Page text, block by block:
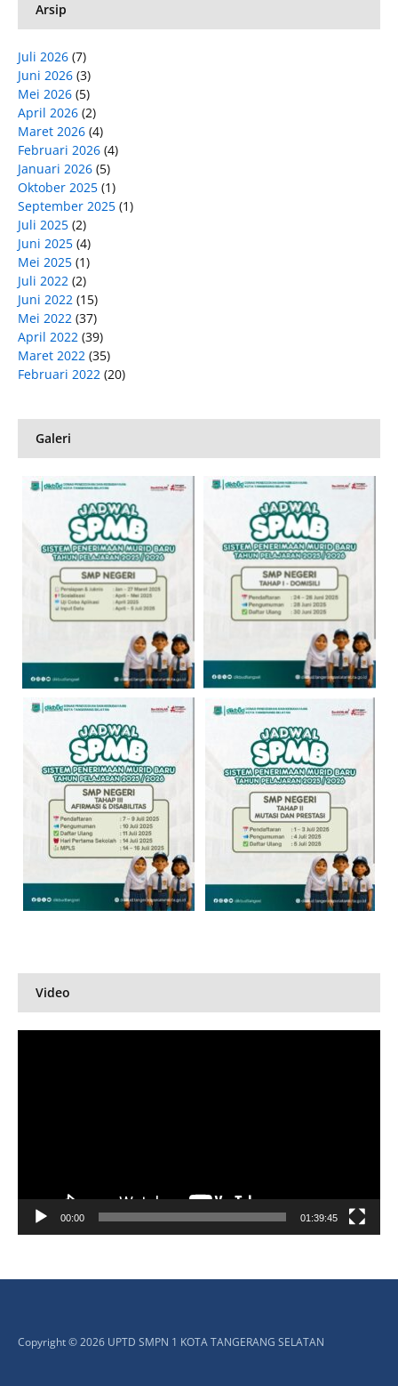
Arsip
Juli 2026 (7)
Juni 2026 (3)
Mei 2026 (5)
April 2026 (2)
Maret 2026 (4)
Februari 2026 (4)
Januari 2026 (5)
Oktober 2025 (1)
September 2025 (1)
Juli 2025 (2)
Juni 2025 (4)
Mei 2025 (1)
Juli 2022 (2)
Juni 2022 (15)
Mei 2022 (37)
April 2022 (39)
Maret 2022 (35)
Februari 2022 (20)
Galeri
Video
00:00 01:39:45
Copyright © 2026 UPTD SMPN 1 KOTA TANGERANG SELATAN